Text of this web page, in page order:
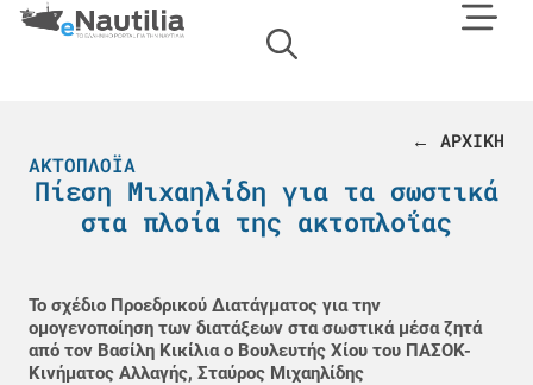
← ΑΡΧΙΚΗ
ΑΚΤΟΠΛΟΪΑ
Πίεση Μιχαηλίδη για τα σωστικά
στα πλοία της ακτοπλοΐας
Το σχέδιο Προεδρικού Διατάγματος για την
ομογενοποίηση των διατάξεων στα σωστικά μέσα ζητά
από τον Βασίλη Κικίλια ο Βουλευτής Χίου του ΠΑΣΟΚ-
Κινήματος Αλλαγής, Σταύρος Μιχαηλίδης